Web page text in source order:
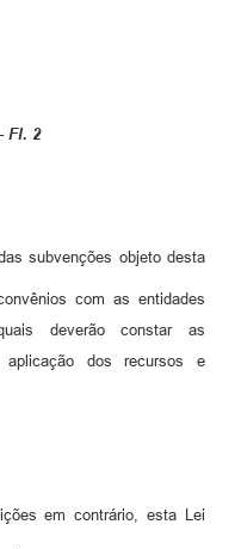
Fl. 2
subvenções objeto desta
com as entidades
deverão constar as
dos recursos e
em contrário, esta Lei